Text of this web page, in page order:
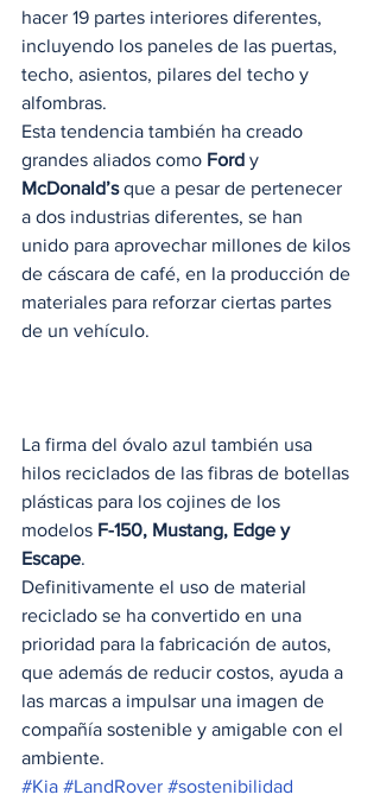
hacer 19 partes interiores diferentes,
incluyendo los paneles de las puertas,
techo, asientos, pilares del techo y
alfombras.
Esta tendencia también ha creado
grandes aliados como Ford y
McDonald’s que a pesar de pertenecer
a dos industrias diferentes, se han
unido para aprovechar millones de kilos
de cáscara de café, en la producción de
materiales para reforzar ciertas partes
de un vehículo.
La firma del óvalo azul también usa
hilos reciclados de las fibras de botellas
plásticas para los cojines de los
modelos F-150, Mustang, Edge y
Escape.
Definitivamente el uso de material
reciclado se ha convertido en una
prioridad para la fabricación de autos,
que además de reducir costos, ayuda a
las marcas a impulsar una imagen de
compañía sostenible y amigable con el
ambiente.
#Kia #LandRover #sostenibilidad